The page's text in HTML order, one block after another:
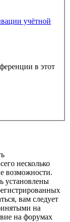
учётной
в этот
несколько
возможности.
установлены
вам следует
на
на форумах